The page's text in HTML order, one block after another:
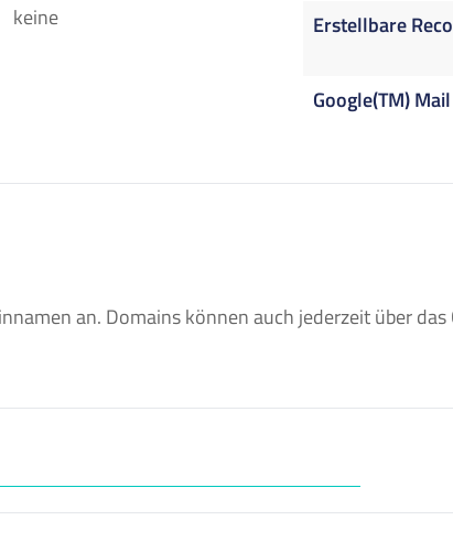
keine Erstellbare
Google(TM)
an. Domains können auch jederzeit über